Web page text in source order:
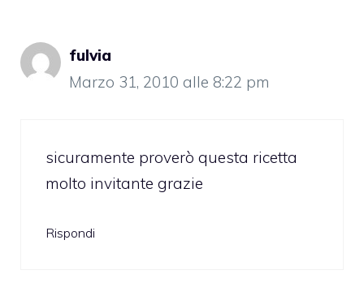
fulvia
Marzo 31, 2010 alle 8:22 pm
sicuramente proverò questa ricetta
molto invitante grazie
Rispondi